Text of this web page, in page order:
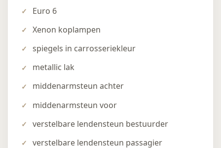
Euro 6
Xenon koplampen
spiegels in carrosseriekleur
metallic lak
middenarmsteun achter
middenarmsteun voor
verstelbare lendensteun bestuurder
verstelbare lendensteun passagier